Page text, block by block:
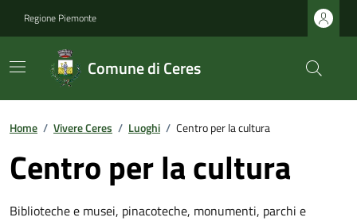
Regione Piemonte
Comune di Ceres
Home / Vivere Ceres / Luoghi / Centro per la cultura
Centro per la cultura
Biblioteche e musei, pinacoteche, monumenti, parchi e